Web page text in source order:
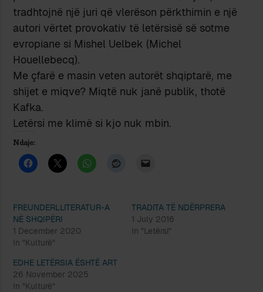
tradhtojnë një juri që vlerëson përkthimin e një
autori vërtet provokativ të letërsisë së sotme
evropiane si Mishel Uelbek (Michel
Houellebecq).
Me çfarë e masin veten autorët shqiptarë, me
shijet e miqve? Miqtë nuk janë publik, thotë
Kafka.
Letërsi me klimë si kjo nuk mbin.
Ndaje:
FREUNDERLLITERATUR-A
NË SHQIPËRI
1 December 2020
In "Kulturë"
TRADITA TË NDËRPRERA
1 July 2016
In "Letërsi"
EDHE LETËRSIA ËSHTË ART
26 November 2025
In "Kulturë"